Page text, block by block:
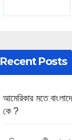
Recent Posts
আমেরিকার মতে
কে ?